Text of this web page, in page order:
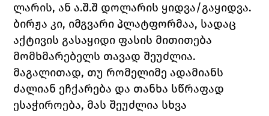
ლარის, ან ა.შ.შ დოლარის ყიდვა/გაყიდვა.
ბირჟა კი, იმგვარი პლატფორმაა, სადაც
აქტივის გასაყიდი ფასის მითითება
მომხმარებელს თავად შეუძლია.
მაგალითად, თუ რომელიმე ადამიანს
ძალიან ეჩქარება და თანხა სწრაფად
ესაჭიროება, მას შეუძლია სხვა